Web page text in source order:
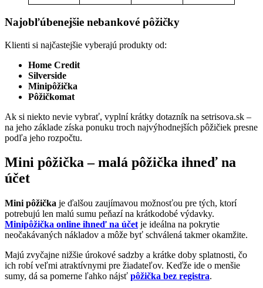
Najobľúbenejšie nebankové pôžičky
Klienti si najčastejšie vyberajú produkty od:
Home Credit
Silverside
Minipôžička
Pôžičkomat
Ak si niekto nevie vybrať, vyplní krátky dotazník na setrisova.sk –
na jeho základe získa ponuku troch najvýhodnejších pôžičiek presne
podľa jeho rozpočtu.
Mini pôžička – malá pôžička ihneď na
účet
Mini pôžička je ďalšou zaujímavou možnosťou pre tých, ktorí
potrebujú len malú sumu peňazí na krátkodobé výdavky.
Minipôžička online ihneď na účet je ideálna na pokrytie
neočakávaných nákladov a môže byť schválená takmer okamžite.
Majú zvyčajne nižšie úrokové sadzby a krátke doby splatnosti, čo
ich robí veľmi atraktívnymi pre žiadateľov. Keďže ide o menšie
sumy, dá sa pomerne ľahko nájsť pôžička bez registra.